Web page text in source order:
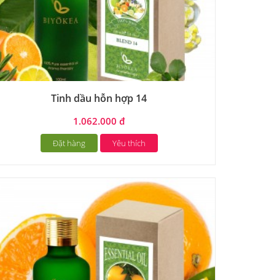
Tinh dầu hỗn hợp 14
1.062.000 đ
Đặt hàng Yêu thích